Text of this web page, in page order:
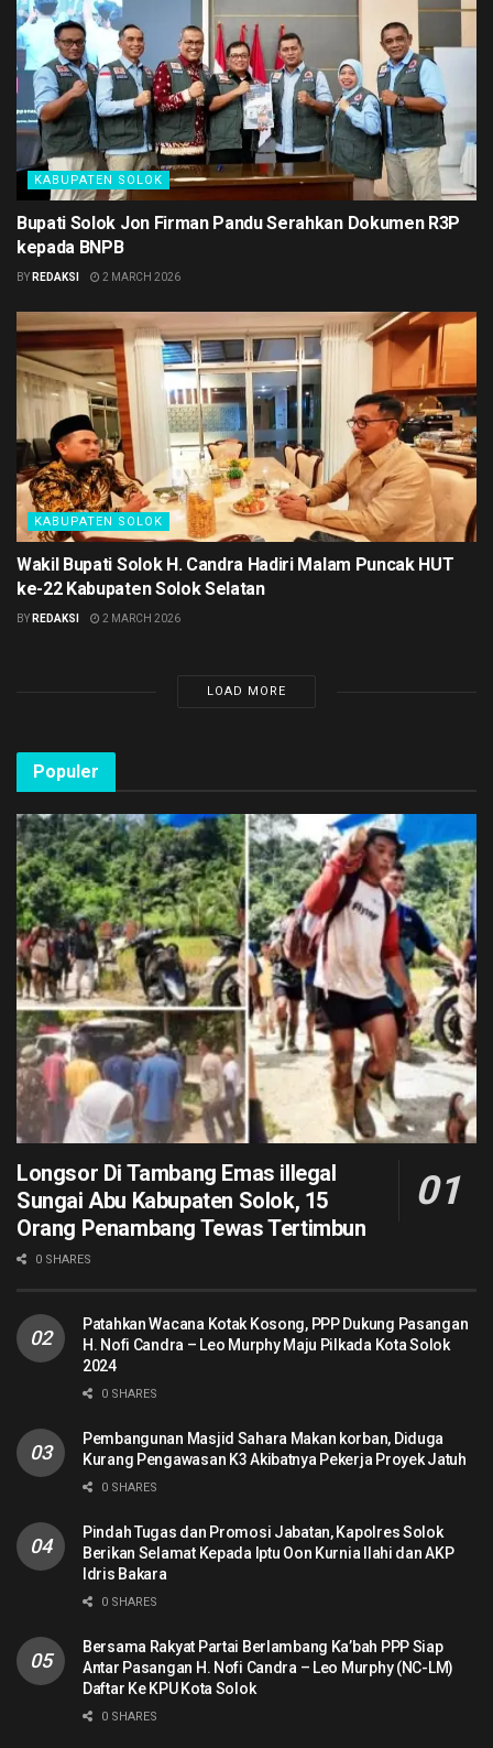
KABUPATEN SOLOK
Bupati Solok Jon Firman Pandu Serahkan Dokumen R3P
kepada BNPB
BY REDAKSI 2 MARCH 2026
KABUPATEN SOLOK
Wakil Bupati Solok H. Candra Hadiri Malam Puncak HUT
ke-22 Kabupaten Solok Selatan
BY REDAKSI 2 MARCH 2026
LOAD MORE
Populer
Longsor Di Tambang Emas illegal
Sungai Abu Kabupaten Solok, 15
Orang Penambang Tewas Tertimbun
0 SHARES
Patahkan Wacana Kotak Kosong, PPP Dukung Pasangan
H. Nofi Candra – Leo Murphy Maju Pilkada Kota Solok
2024
0 SHARES
Pembangunan Masjid Sahara Makan korban, Diduga
Kurang Pengawasan K3 Akibatnya Pekerja Proyek Jatuh
0 SHARES
Pindah Tugas dan Promosi Jabatan, Kapolres Solok
Berikan Selamat Kepada Iptu Oon Kurnia Ilahi dan AKP
Idris Bakara
0 SHARES
Bersama Rakyat Partai Berlambang Ka’bah PPP Siap
Antar Pasangan H. Nofi Candra – Leo Murphy (NC-LM)
Daftar Ke KPU Kota Solok
0 SHARES